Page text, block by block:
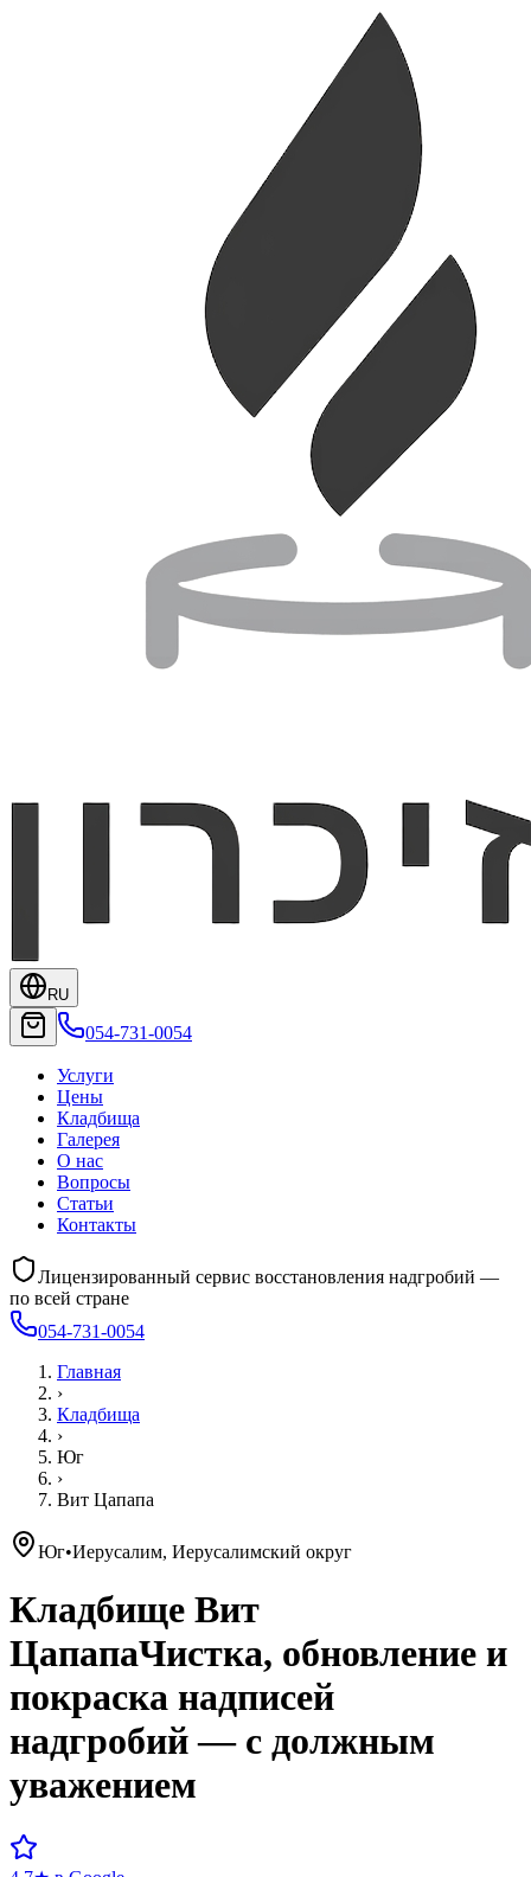
RU
054-731-0054
Услуги
Цены
Кладбища
Галерея
О нас
Вопросы
Статьи
Контакты
Лицензированный сервис восстановления надгробий —
по всей стране
054-731-0054
Главная
›
Кладбища
›
Юг
›
Вит Цапапа
Юг•Иерусалим, Иерусалимский округ
Кладбище Вит
ЦапапаЧистка, обновление и
покраска надписей
надгробий — с должным
уважением